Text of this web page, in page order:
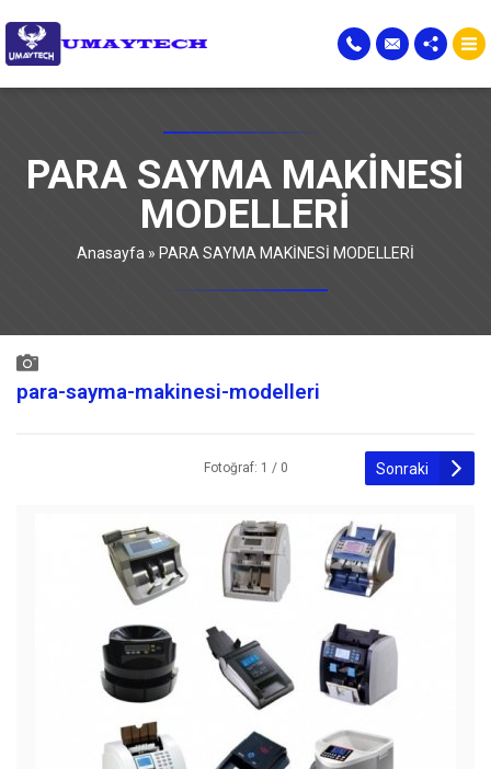
PARA SAYMA MAKİNESİ
MODELLERİ
Anasayfa » PARA SAYMA MAKİNESİ MODELLERİ
para-sayma-makinesi-modelleri
Fotoğraf: 1 / 0 Sonraki